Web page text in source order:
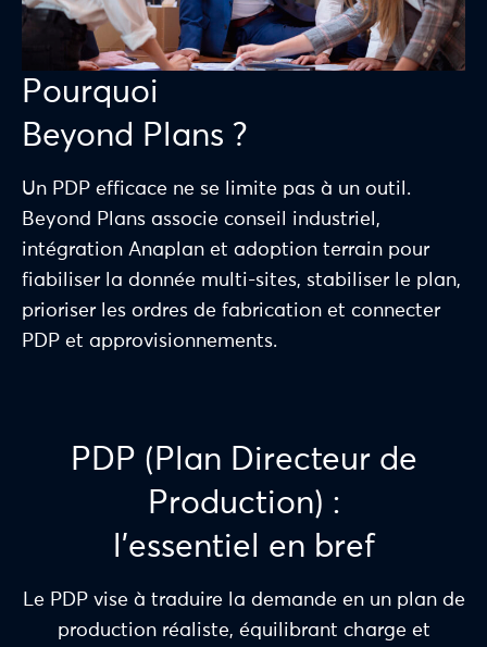
Pourquoi
Beyond Plans ?
Un PDP efficace ne se limite pas à un outil.
Beyond Plans associe conseil industriel,
intégration Anaplan et adoption terrain pour
fiabiliser la donnée multi-sites, stabiliser le plan,
prioriser les ordres de fabrication et connecter
PDP et approvisionnements.
PDP (Plan Directeur de
Production) :
l’essentiel en bref
Le PDP vise à traduire la demande en un plan de
production réaliste, équilibrant charge et